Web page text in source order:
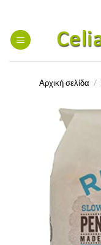
περιεχόμενο
Αρχική σελίδα /